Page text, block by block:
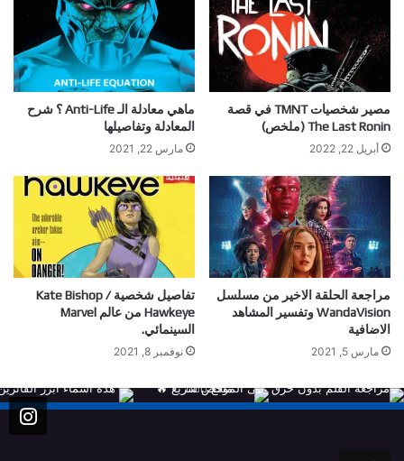
مصير شخصيات TMNT في قصة
The Last Ronin (ملخص)
أبريل 22, 2022
ماهي معادلة الـ Anti-Life ؟ شرح
المعادلة وتفاصيلها
مارس 22, 2021
مراجعة الحلقة الاخير من مسلسل
WandaVision وتفسير المشاهد
الاضافية
مارس 5, 2021
تفاصيل شخصية Kate Bishop /
Hawkeye من عالم Marvel
السينمائي.
نوفمبر 8, 2021